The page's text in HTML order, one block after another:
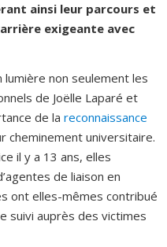
ainsi leur parcours et
exigeante avec
non seulement les
de Joëlle Laparé et
de la reconnaissance
cheminement universitaire.
il y a 13 ans, elles
de liaison en
ont elles-mêmes contribué
suivi auprès des victimes